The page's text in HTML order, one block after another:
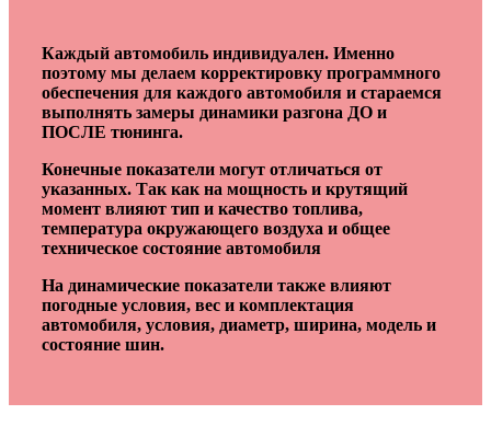
Каждый автомобиль индивидуален. Именно
поэтому мы делаем корректировку программного
обеспечения для каждого автомобиля и стараемся
выполнять замеры динамики разгона ДО и
ПОСЛЕ тюнинга.
Конечные показатели могут отличаться от
указанных. Так как на мощность и крутящий
момент влияют тип и качество топлива,
температура окружающего воздуха и общее
техническое состояние автомобиля
На динамические показатели также влияют
погодные условия, вес и комплектация
автомобиля, условия, диаметр, ширина, модель и
состояние шин.